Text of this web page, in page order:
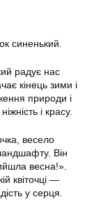
синенький.
радує нас
кінець зими і
природи і
і красу.
весело
Він
весна!».
квіточці —
у серця.